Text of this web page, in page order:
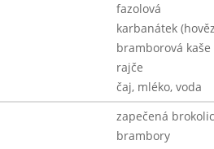
fazolová
karbanátek
bramborová kaše
rajče
čaj, mléko, voda
zapečená
brambory